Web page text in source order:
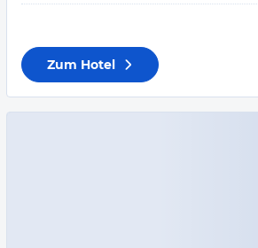
Zum Hotel